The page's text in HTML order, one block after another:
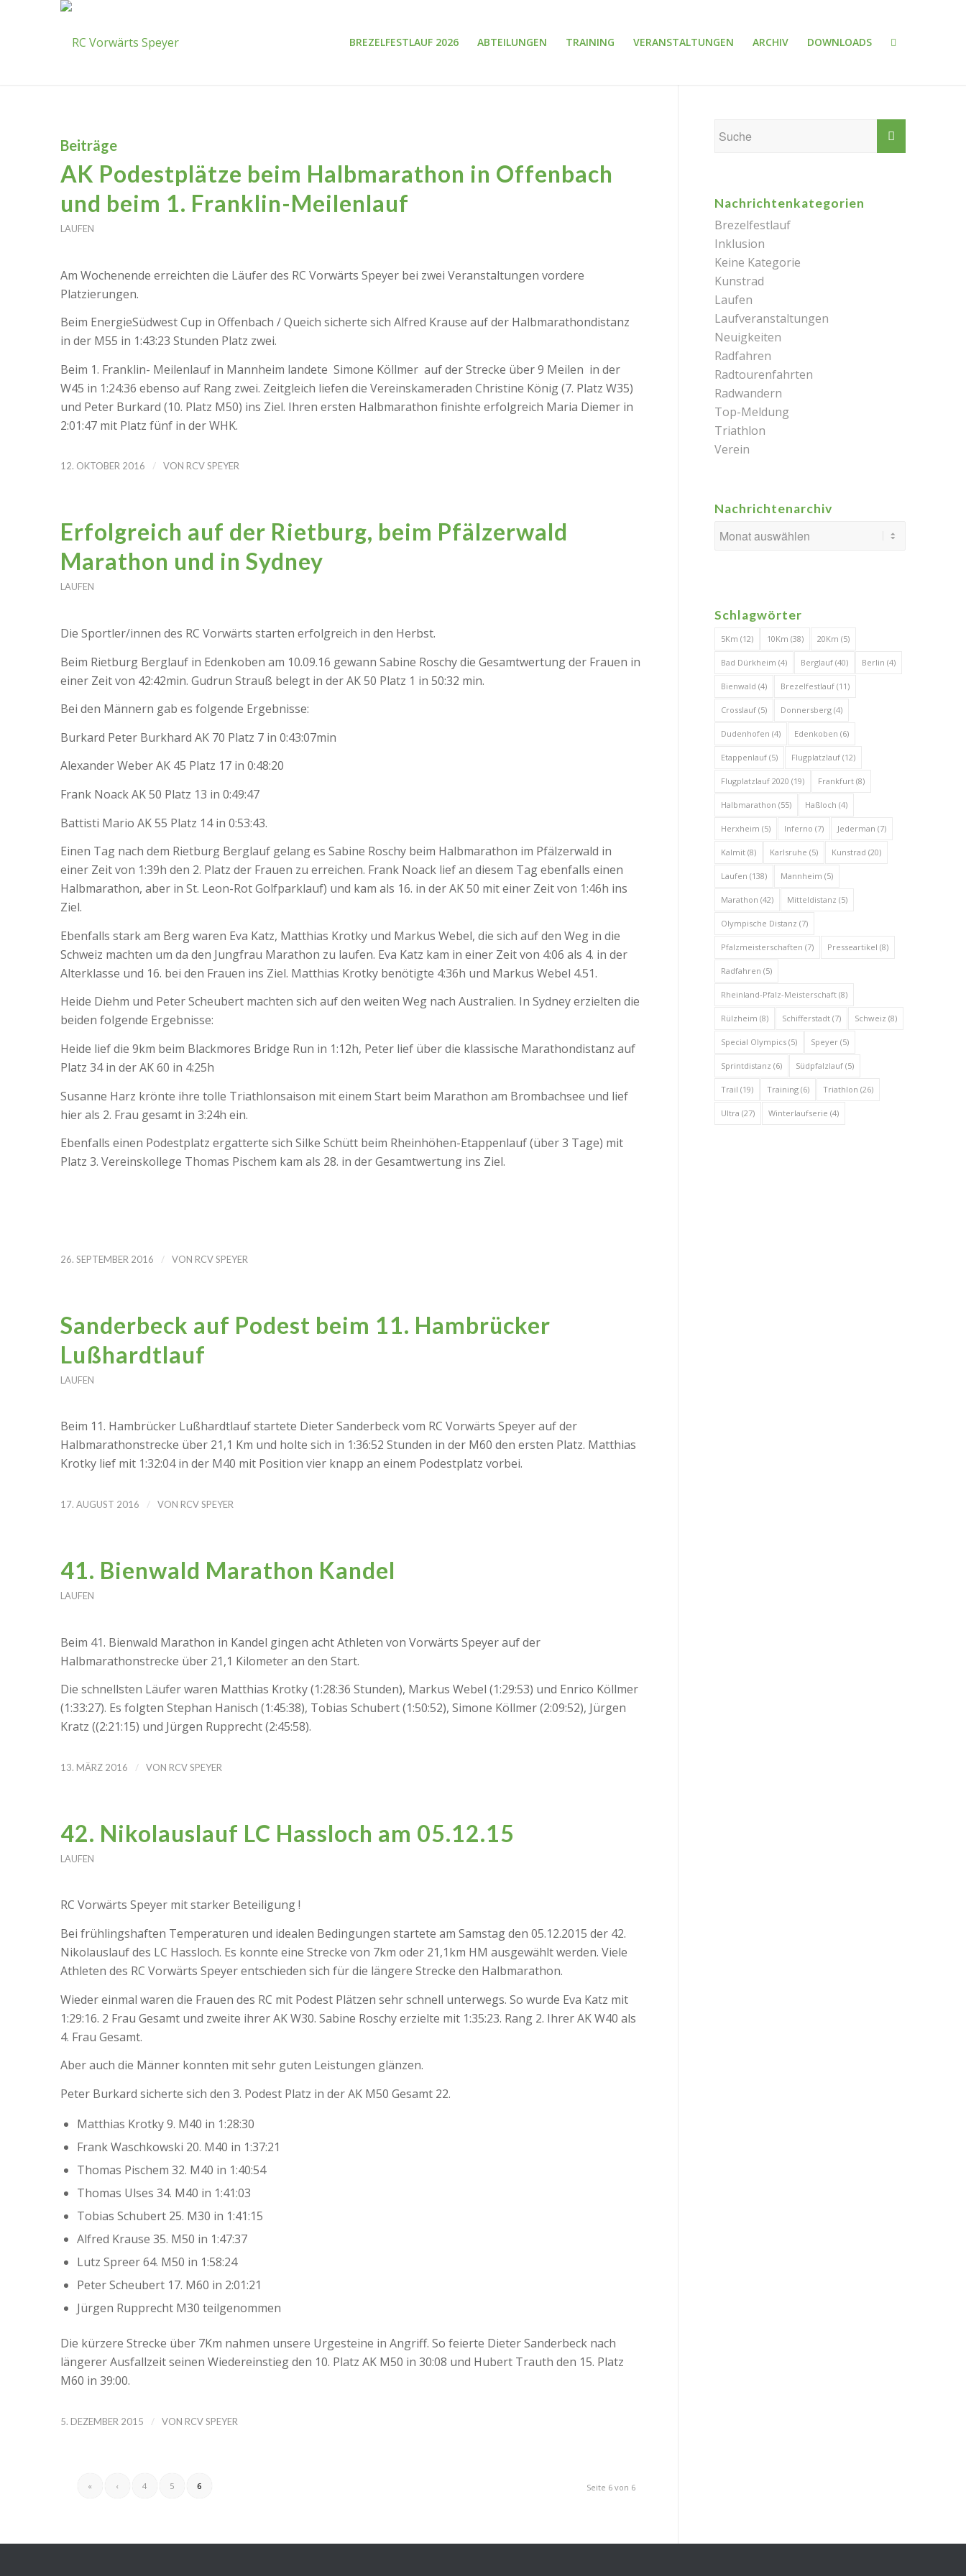
BREZELFESTLAUF 2026 ABTEILUNGEN TRAINING VERANSTALTUNGEN ARCHIV DOWNLOADS
Beiträge
AK Podestplätze beim Halbmarathon in Offenbach
und beim 1. Franklin-Meilenlauf
LAUFEN
Am Wochenende erreichten die Läufer des RC Vorwärts Speyer bei zwei Veranstaltungen vordere
Platzierungen.
Beim EnergieSüdwest Cup in Offenbach / Queich sicherte sich Alfred Krause auf der Halbmarathondistanz
in der M55 in 1:43:23 Stunden Platz zwei.
Beim 1. Franklin- Meilenlauf in Mannheim landete Simone Köllmer auf der Strecke über 9 Meilen in der
W45 in 1:24:36 ebenso auf Rang zwei. Zeitgleich liefen die Vereinskameraden Christine König (7. Platz W35)
und Peter Burkard (10. Platz M50) ins Ziel. Ihren ersten Halbmarathon finishte erfolgreich Maria Diemer in
2:01:47 mit Platz fünf in der WHK.
12. OKTOBER 2016 / VON RCV SPEYER
Erfolgreich auf der Rietburg, beim Pfälzerwald
Marathon und in Sydney
LAUFEN
Die Sportler/innen des RC Vorwärts starten erfolgreich in den Herbst.
Beim Rietburg Berglauf in Edenkoben am 10.09.16 gewann Sabine Roschy die Gesamtwertung der Frauen in
einer Zeit von 42:42min. Gudrun Strauß belegt in der AK 50 Platz 1 in 50:32 min.
Bei den Männern gab es folgende Ergebnisse:
Burkard Peter Burkhard AK 70 Platz 7 in 0:43:07min
Alexander Weber AK 45 Platz 17 in 0:48:20
Frank Noack AK 50 Platz 13 in 0:49:47
Battisti Mario AK 55 Platz 14 in 0:53:43.
Einen Tag nach dem Rietburg Berglauf gelang es Sabine Roschy beim Halbmarathon im Pfälzerwald in
einer Zeit von 1:39h den 2. Platz der Frauen zu erreichen. Frank Noack lief an diesem Tag ebenfalls einen
Halbmarathon, aber in St. Leon-Rot Golfparklauf) und kam als 16. in der AK 50 mit einer Zeit von 1:46h ins
Ziel.
Ebenfalls stark am Berg waren Eva Katz, Matthias Krotky und Markus Webel, die sich auf den Weg in die
Schweiz machten um da den Jungfrau Marathon zu laufen. Eva Katz kam in einer Zeit von 4:06 als 4. in der
Alterklasse und 16. bei den Frauen ins Ziel. Matthias Krotky benötigte 4:36h und Markus Webel 4.51.
Heide Diehm und Peter Scheubert machten sich auf den weiten Weg nach Australien. In Sydney erzielten die
beiden folgende Ergebnisse:
Heide lief die 9km beim Blackmores Bridge Run in 1:12h, Peter lief über die klassische Marathondistanz auf
Platz 34 in der AK 60 in 4:25h
Susanne Harz krönte ihre tolle Triathlonsaison mit einem Start beim Marathon am Brombachsee und lief
hier als 2. Frau gesamt in 3:24h ein.
Ebenfalls einen Podestplatz ergatterte sich Silke Schütt beim Rheinhöhen-Etappenlauf (über 3 Tage) mit
Platz 3. Vereinskollege Thomas Pischem kam als 28. in der Gesamtwertung ins Ziel.
26. SEPTEMBER 2016 / VON RCV SPEYER
Sanderbeck auf Podest beim 11. Hambrücker
Lußhardtlauf
LAUFEN
Beim 11. Hambrücker Lußhardtlauf startete Dieter Sanderbeck vom RC Vorwärts Speyer auf der
Halbmarathonstrecke über 21,1 Km und holte sich in 1:36:52 Stunden in der M60 den ersten Platz. Matthias
Krotky lief mit 1:32:04 in der M40 mit Position vier knapp an einem Podestplatz vorbei.
17. AUGUST 2016 / VON RCV SPEYER
41. Bienwald Marathon Kandel
LAUFEN
Beim 41. Bienwald Marathon in Kandel gingen acht Athleten von Vorwärts Speyer auf der
Halbmarathonstrecke über 21,1 Kilometer an den Start.
Die schnellsten Läufer waren Matthias Krotky (1:28:36 Stunden), Markus Webel (1:29:53) und Enrico Köllmer
(1:33:27). Es folgten Stephan Hanisch (1:45:38), Tobias Schubert (1:50:52), Simone Köllmer (2:09:52), Jürgen
Kratz ((2:21:15) und Jürgen Rupprecht (2:45:58).
13. MÄRZ 2016 / VON RCV SPEYER
42. Nikolauslauf LC Hassloch am 05.12.15
LAUFEN
RC Vorwärts Speyer mit starker Beteiligung !
Bei frühlingshaften Temperaturen und idealen Bedingungen startete am Samstag den 05.12.2015 der 42.
Nikolauslauf des LC Hassloch. Es konnte eine Strecke von 7km oder 21,1km HM ausgewählt werden. Viele
Athleten des RC Vorwärts Speyer entschieden sich für die längere Strecke den Halbmarathon.
Wieder einmal waren die Frauen des RC mit Podest Plätzen sehr schnell unterwegs. So wurde Eva Katz mit
1:29:16. 2 Frau Gesamt und zweite ihrer AK W30. Sabine Roschy erzielte mit 1:35:23. Rang 2. Ihrer AK W40 als
4. Frau Gesamt.
Aber auch die Männer konnten mit sehr guten Leistungen glänzen.
Peter Burkard sicherte sich den 3. Podest Platz in der AK M50 Gesamt 22.
Matthias Krotky 9. M40 in 1:28:30
Frank Waschkowski 20. M40 in 1:37:21
Thomas Pischem 32. M40 in 1:40:54
Thomas Ulses 34. M40 in 1:41:03
Tobias Schubert 25. M30 in 1:41:15
Alfred Krause 35. M50 in 1:47:37
Lutz Spreer 64. M50 in 1:58:24
Peter Scheubert 17. M60 in 2:01:21
Jürgen Rupprecht M30 teilgenommen
Die kürzere Strecke über 7Km nahmen unsere Urgesteine in Angriff. So feierte Dieter Sanderbeck nach
längerer Ausfallzeit seinen Wiedereinstieg den 10. Platz AK M50 in 30:08 und Hubert Trauth den 15. Platz
M60 in 39:00.
5. DEZEMBER 2015 / VON RCV SPEYER
Seite 6 von 6
« ‹ 4 5 6
Nachrichtenkategorien
Brezelfestlauf
Inklusion
Keine Kategorie
Kunstrad
Laufen
Laufveranstaltungen
Neuigkeiten
Radfahren
Radtourenfahrten
Radwandern
Top-Meldung
Triathlon
Verein
Nachrichtenarchiv
Schlagwörter
5Km (12) 10Km (38) 20Km (5)
Bad Dürkheim (4) Berglauf(40) Berlin (4)
Bienwald (4) Brezelfestlauf(11)
Crosslauf(5) Donnersberg(4)
Dudenhofen (4) Edenkoben (6)
Etappenlauf(5) Flugplatzlauf(12)
Flugplatzlauf 2020 (19) Frankfurt(8)
Halbmarathon (55) Haßloch (4)
Herxheim (5) Inferno (7) Jederman (7)
Kalmit(8) Karlsruhe (5) Kunstrad (20)
Laufen (138) Mannheim (5)
Marathon (42) Mitteldistanz (5)
Olympische Distanz (7)
Pfalzmeisterschaften (7) Presseartikel (8)
Radfahren (5)
Rheinland-Pfalz-Meisterschaft(8)
Rülzheim (8) Schifferstadt(7) Schweiz (8)
Special Olympics(5) Speyer(5)
Sprintdistanz (6) Südpfalzlauf(5)
Trail (19) Training(6) Triathlon (26)
Ultra (27) Winterlaufserie (4)